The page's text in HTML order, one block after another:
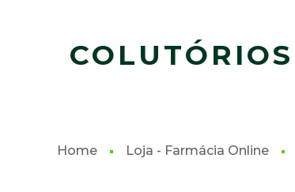
COLUTÓRIOS
Home Loja - Farmácia Online